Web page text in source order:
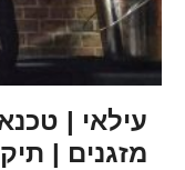
עילאי |
מזגנים |